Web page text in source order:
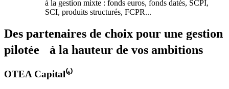
à la gestion mixte : fonds euros, fonds datés, SCPI,
SCI, produits structurés, FCPR...
Des partenaires de choix pour une gestion
pilotée à la hauteur de vos ambitions
OTEA Capital⁽⁶⁾